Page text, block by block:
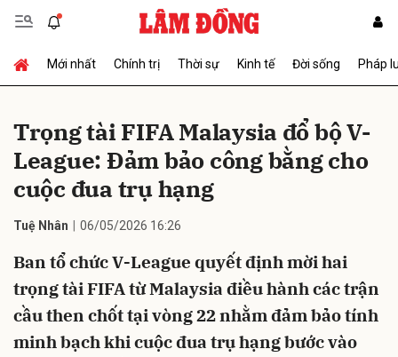
Mới nhất Chính trị Thời sự Kinh tế Đời sống Pháp
Trọng tài FIFA Malaysia đổ bộ V-
League: Đảm bảo công bằng cho
cuộc đua trụ hạng
Tuệ Nhân 06/05/2026 16:26
Ban tổ chức V-League quyết định mời hai
trọng tài FIFA từ Malaysia điều hành các trận
cầu then chốt tại vòng 22 nhằm đảm bảo tính
minh bạch khi cuộc đua trụ hạng bước vào
Gửi bình luận
Hủy Gửi